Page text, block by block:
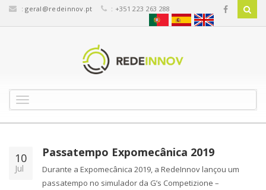
:geral@redeinnov.pt : +351 223 263 288
o
g
l
n
a
10
Jul
Passatempo Expomecânica 2019
Durante a Expomecânica 2019, a RedeInnov lançou um
passatempo no simulador da G’s Competizione –